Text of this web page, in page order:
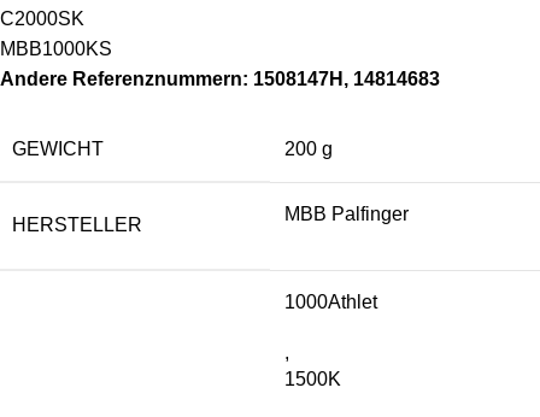
C2000SK
MBB1000KS
Andere Referenznummern: 1508147H, 14814683
GEWICHT 200 g
HERSTELLER
MBB Palfinger
1000Athlet
,
1500K